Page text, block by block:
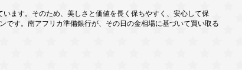
ます。そのため、美しさと価値を長く保ちやすく、安心して保
す。南アフリカ準備銀行が、その日の金相場に基づいて買い取る